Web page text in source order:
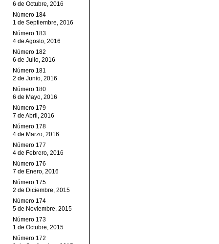
6 de Octubre, 2016
Número 184
1 de Septiembre, 2016
Número 183
4 de Agosto, 2016
Número 182
6 de Julio, 2016
Número 181
2 de Junio, 2016
Número 180
6 de Mayo, 2016
Número 179
7 de Abril, 2016
Número 178
4 de Marzo, 2016
Número 177
4 de Febrero, 2016
Número 176
7 de Enero, 2016
Número 175
2 de Diciembre, 2015
Número 174
5 de Noviembre, 2015
Número 173
1 de Octubre, 2015
Número 172